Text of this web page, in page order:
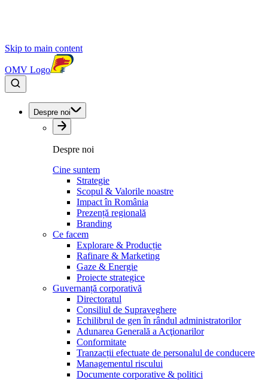
Skip to main content
OMV Logo
Despre noi
Despre noi
Cine suntem
Strategie
Scopul & Valorile noastre
Impact în România
Prezență regională
Branding
Ce facem
Explorare & Producție
Rafinare & Marketing
Gaze & Energie
Proiecte strategice
Guvernanță corporativă
Directoratul
Consiliul de Supraveghere
Echilibrul de gen în rândul administratorilor
Adunarea Generală a Acţionarilor
Conformitate
Tranzacții efectuate de personalul de conducere
Managementul riscului
Documente corporative & politici